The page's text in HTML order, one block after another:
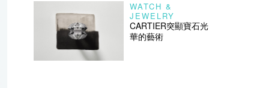
WATCH &
JEWELRY
CARTIER突顯寶石光
華的藝術